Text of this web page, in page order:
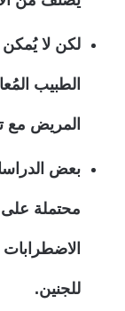
لكن لا
الطبيب
المريض مع
بعض
محتملة
للجنين.